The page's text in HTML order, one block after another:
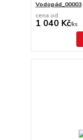
Vodopád_00003
cena od
1 040 Kč/ks